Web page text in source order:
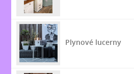
Plynové lucerny